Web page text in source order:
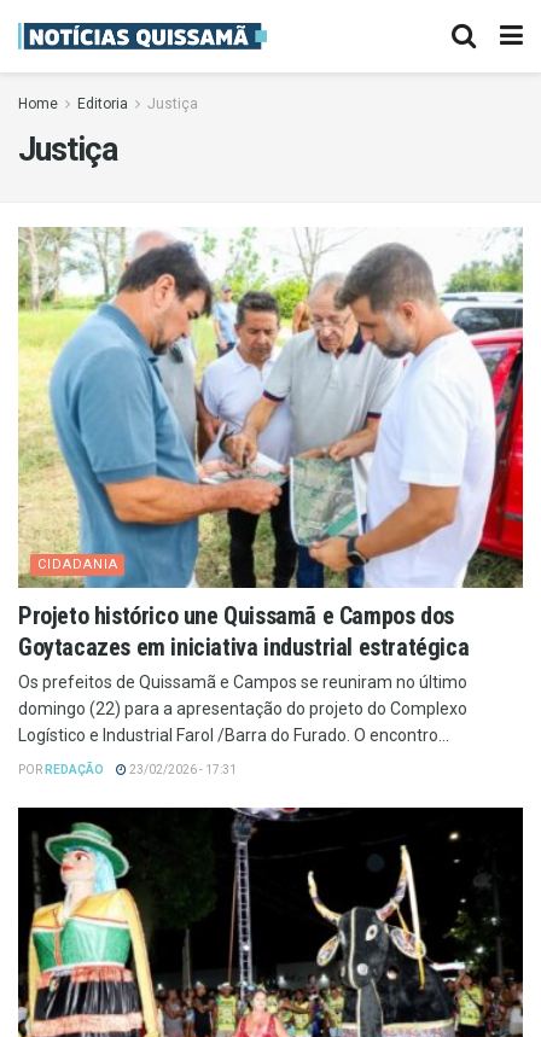
Home Editoria Justiça
Justiça
CIDADANIA
Projeto histórico une Quissamã e Campos dos
Goytacazes em iniciativa industrial estratégica
Os prefeitos de Quissamã e Campos se reuniram no último
domingo (22) para a apresentação do projeto do Complexo
Logístico e Industrial Farol /Barra do Furado. O encontro...
POR REDAÇÃO 23/02/2026 - 17:31